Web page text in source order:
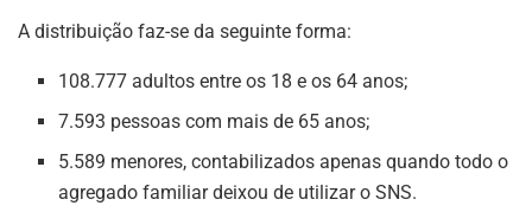
A distribuição faz-se da seguinte forma:
108.777 adultos entre os 18 e os 64 anos;
7.593 pessoas com mais de 65 anos;
5.589 menores, contabilizados apenas quando todo o
agregado familiar deixou de utilizar o SNS.